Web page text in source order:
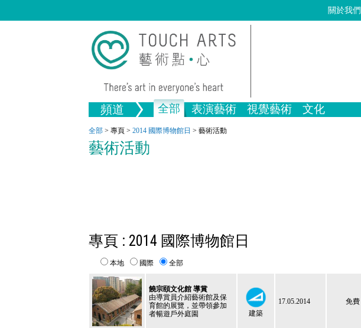
關於我們
頻道 全部 表演藝術 視覺藝術 文化
音樂 舞蹈
繪畫 畫圖
全部視覺藝術
生活 文物
全部 > 專頁 > 2014 國際博物館日 > 藝術活動
藝術活動
專頁 : 2014 國際博物館日
本地 國際 全部
饒宗頤文化館 導賞
由導賞員介紹藝術館及保
育館的展覽，並帶領參加
者暢遊戶外庭園
建築
17.05.2014 免費